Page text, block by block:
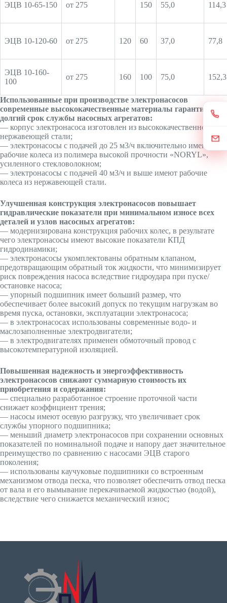
ЭЦВ 10-65-150 от 275 150 55,0 114,3
ЭЦВ 10-120-60 от 275 120 60 37,0 77,8
ЭЦВ 10-160-
100
от 275 160 100 75,0 152,3
Использованные при производстве электронасосов
современные высококачественные материалы гарантируют
долгий срок службы насосных агрегатов:
— корпус электронасоса изготовлен из высококачественной
нержавеющей стали;
— электронасосы с подачей до 25 м3/ч включительно имеют
рабочие колеса из полимера высокой прочности «NORYL»,
усиленного стекловолокном;
— электронасосы с подачей 40 м3/ч и выше имеют рабочие
колеса из нержавеющей стали.
Улучшенная конструкция электронасосов повышает
гидравлические показатели при минимальном износе всех
деталей и узлов насосных агрегатов:
— модернизирована конструкция рабочих колес, в результате
чего электронасосы имеют высокие показатели КПД
гидродинамики;
— электронасосы укомплектованы обратным клапаном,
предотвращающим обратный ток жидкости, что минимизирует
риск повреждения насоса вследствие гидроудара при пуске/
остановке насоса;
— упорный подшипник имеет больший размер, что
обеспечивает более высокий допуск по текущим нагрузкам во
время пуска, остановки, эксплуатации электронасоса;
— в электронасосах использованы современные водо- и
маслозаполненные электродвигатели;
— в электродвигателях применен обмоточный провод с
высокотемпературной изоляцией.
Повышенная надежность и энергоэффективность
электронасосов снижают суммарную стоимость их
приобретения и содержания:
— специально разработанное строение проточной части
снижает коэффициент трения;
— насосы имеют осевую разгрузку, что увеличивает срок
службы упорного подшипника;
— меньший диаметр электронасосов при сохранении основных
показателей по номинальной подаче и напору дает значительное
преимущество по сравнению с насосами ЭЦВ старого
поколения;
— использованы каучуковые подшипники со встроенным
механизмом отвода песка, что позволяет обеспечить отвод песка
от вала и его вымывание перекачиваемой жидкостью (водой),
вследствие чего снижается механический износ;